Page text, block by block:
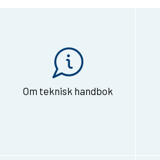
Om teknisk handbok